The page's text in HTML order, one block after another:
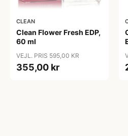
CLEAN
Clean Flower Fresh EDP,
60 ml
VEJL. PRIS 595,00 KR
355,00 kr